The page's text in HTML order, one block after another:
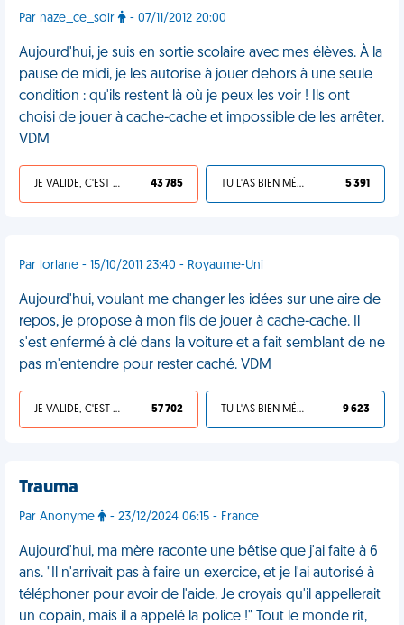
Par naze_ce_soir - 07/11/2012 20:00
Aujourd'hui, je suis en sortie scolaire avec mes élèves. À la
pause de midi, je les autorise à jouer dehors à une seule
condition : qu'ils restent là où je peux les voir ! Ils ont
choisi de jouer à cache-cache et impossible de les arrêter.
VDM
JE VALIDE, C'EST UNE VDM 43 785 TU L'AS BIEN MÉRITÉ 5 391
Par lorlane - 15/10/2011 23:40 - Royaume-Uni
Aujourd'hui, voulant me changer les idées sur une aire de
repos, je propose à mon fils de jouer à cache-cache. Il
s'est enfermé à clé dans la voiture et a fait semblant de ne
pas m'entendre pour rester caché. VDM
JE VALIDE, C'EST UNE VDM 57 702 TU L'AS BIEN MÉRITÉ 9 623
Trauma
Par Anonyme - 23/12/2024 06:15 - France
Aujourd'hui, ma mère raconte une bêtise que j'ai faite à 6
ans. "Il n'arrivait pas à faire un exercice, et je l'ai autorisé à
téléphoner pour avoir de l'aide. Je croyais qu'il appellerait
un copain, mais il a appelé la police !" Tout le monde rit,